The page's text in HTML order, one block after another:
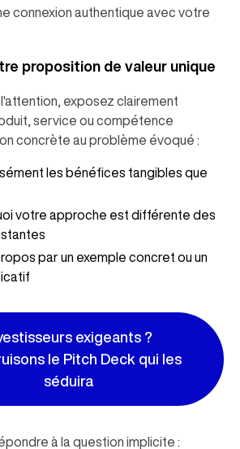
connexion authentique avec votre
proposition de valeur unique
exposez clairement
service ou compétence
concrète au problème évoqué :
les bénéfices tangibles que
votre approche est différente des
par un exemple concret ou un
exigeants ?
le Pitch Deck qui les
séduira
à la question implicite :